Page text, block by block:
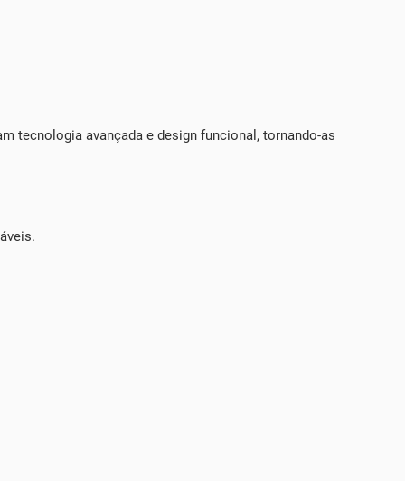
tecnologia avançada e design funcional, tornando-as